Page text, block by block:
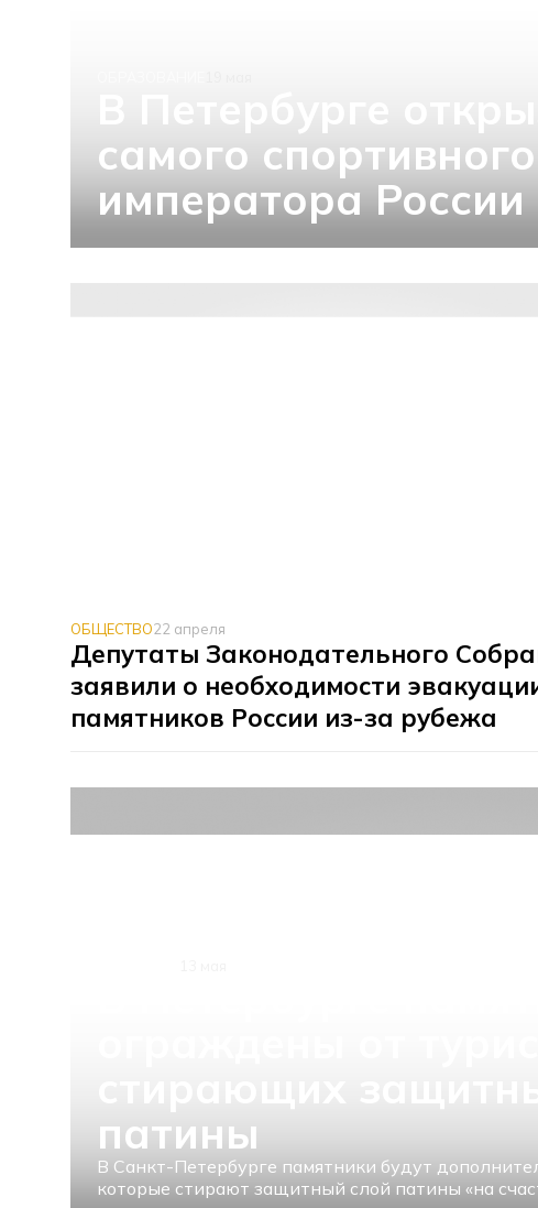
самого спортивного
императора России
ОБЩЕСТВО22 апреля
Депутаты Законодательного
заявили о необходимости
памятников России из-за рубежа
патины
В Санкт-Петербурге памятники будут
которые стирают защитный слой патины «на